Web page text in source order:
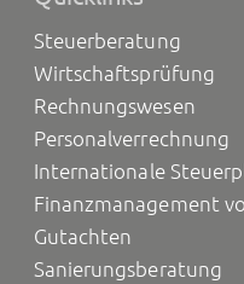
Steuerberatung
Wirtschaftsprüfung
Rechnungswesen
Personalverrechnung
Internationale
Finanzmanagement
Gutachten
Sanierungsberatung